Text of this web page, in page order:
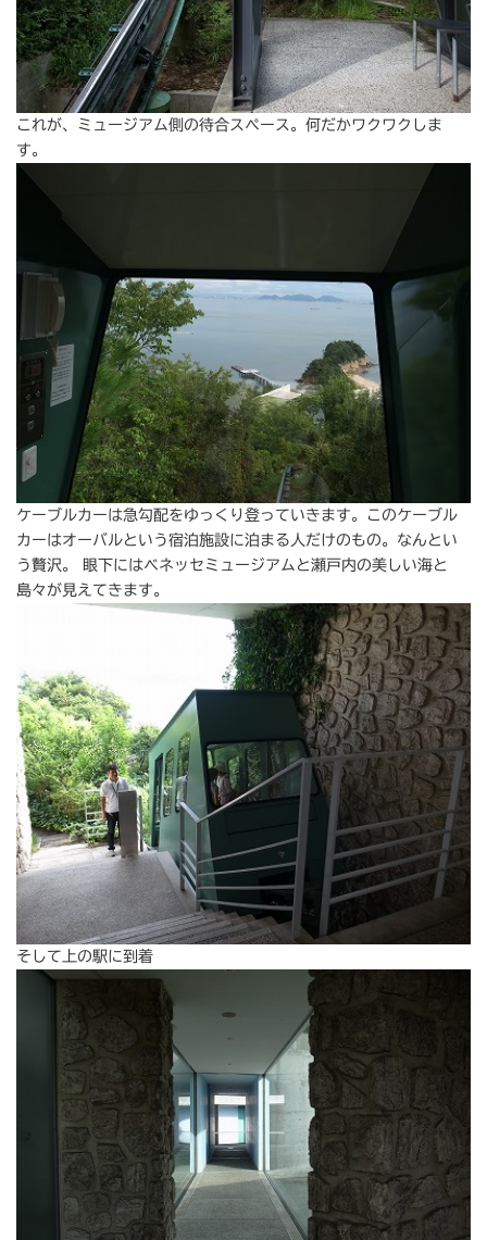
これが、ミュージアム側の待合スペース。何だかワクワクしま
す。
ケーブルカーは急勾配をゆっくり登っていきます。このケーブル
カーはオーバルという宿泊施設に泊まる人だけのもの。なんとい
う贅沢。 眼下にはベネッセミュージアムと瀬戸内の美しい海と
島々が見えてきます。
そして上の駅に到着